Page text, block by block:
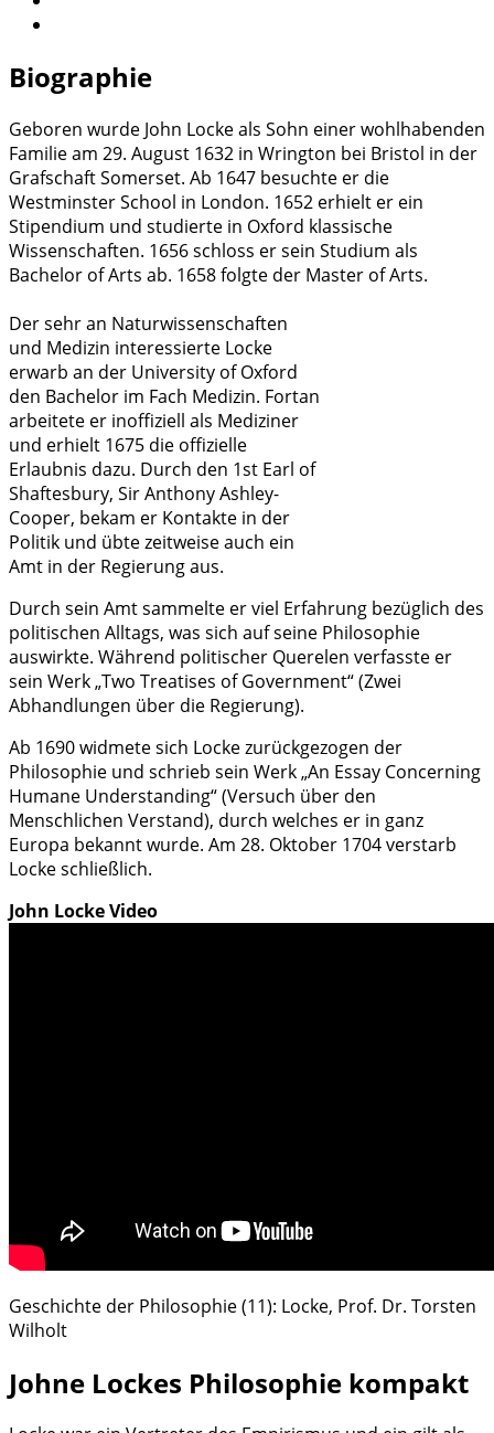
Biographie
Geboren wurde John Locke als Sohn einer wohlhabenden
Familie am 29. August 1632 in Wrington bei Bristol in der
Grafschaft Somerset. Ab 1647 besuchte er die
Westminster School in London. 1652 erhielt er ein
Stipendium und studierte in Oxford klassische
Wissenschaften. 1656 schloss er sein Studium als
Bachelor of Arts ab. 1658 folgte der Master of Arts.
Der sehr an Naturwissenschaften
und Medizin interessierte Locke
erwarb an der University of Oxford
den Bachelor im Fach Medizin. Fortan
arbeitete er inoffiziell als Mediziner
und erhielt 1675 die offizielle
Erlaubnis dazu. Durch den 1st Earl of
Shaftesbury, Sir Anthony Ashley-
Cooper, bekam er Kontakte in der
Politik und übte zeitweise auch ein
Amt in der Regierung aus.
Durch sein Amt sammelte er viel Erfahrung bezüglich des
politischen Alltags, was sich auf seine Philosophie
auswirkte. Während politischer Querelen verfasste er
sein Werk „Two Treatises of Government“ (Zwei
Abhandlungen über die Regierung).
Ab 1690 widmete sich Locke zurückgezogen der
Philosophie und schrieb sein Werk „An Essay Concerning
Humane Understanding“ (Versuch über den
Menschlichen Verstand), durch welches er in ganz
Europa bekannt wurde. Am 28. Oktober 1704 verstarb
Locke schließlich.
John Locke Video
Geschichte der Philosophie (11): Locke, Prof. Dr. Torsten
Wilholt
Johne Lockes Philosophie kompakt